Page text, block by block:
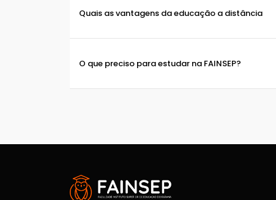
Quais as vantagens da educação a distância
O que preciso para estudar na FAINSEP?